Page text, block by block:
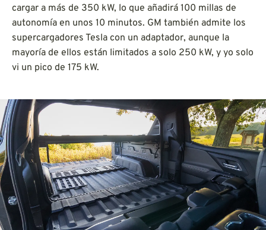
cargar a más de 350 kW, lo que añadirá 100 millas de
autonomía en unos 10 minutos. GM también admite los
supercargadores Tesla con un adaptador, aunque la
mayoría de ellos están limitados a solo 250 kW, y yo solo
vi un pico de 175 kW.